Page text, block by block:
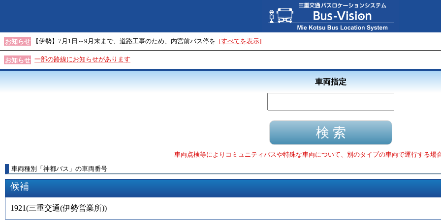
お知らせ 【伊勢】7月1日～9月末まで、道路工事のため、内宮前バス停を [すべてを表示]
お知らせ 一部の路線にお知らせがあります
車両指定
車両点検等によりコミュニティバスや特殊な車両について、別のタイプの車両で運行する場
車両種別
「 神都バス 」 の車両番号
候補
1921(三重交通(伊勢営業所))